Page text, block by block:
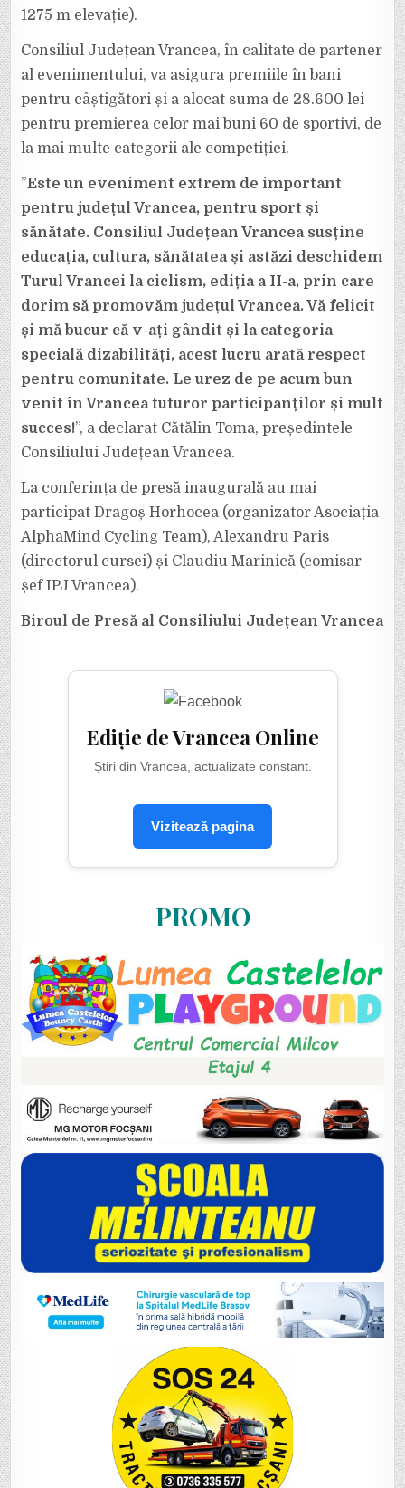
1275 m elevație).
Consiliul Județean Vrancea, în calitate de partener
al evenimentului, va asigura premiile în bani
pentru câștigători și a alocat suma de 28.600 lei
pentru premierea celor mai buni 60 de sportivi, de
la mai multe categorii ale competiției.
”Este un eveniment extrem de important
pentru județul Vrancea, pentru sport și
sănătate. Consiliul Județean Vrancea susține
educația, cultura, sănătatea și astăzi deschidem
Turul Vrancei la ciclism, ediția a II-a, prin care
dorim să promovăm județul Vrancea. Vă felicit
și mă bucur că v-ați gândit și la categoria
specială dizabilități, acest lucru arată respect
pentru comunitate. Le urez de pe acum bun
venit în Vrancea tuturor participanților și mult
succes!”, a declarat Cătălin Toma, președintele
Consiliului Județean Vrancea.
La conferința de presă inaugurală au mai
participat Dragoș Horhocea (organizator Asociația
AlphaMind Cycling Team), Alexandru Paris
(directorul cursei) și Claudiu Marinică (comisar
șef IPJ Vrancea).
Biroul de Presă al Consiliului Județean Vrancea
Ediție de Vrancea Online
Știri din Vrancea, actualizate constant.
Vizitează pagina
PROMO